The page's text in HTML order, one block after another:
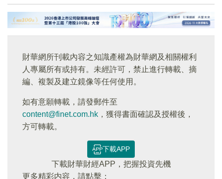
財華網所刊載內容之知識產權為財華網及相關權利
人專屬所有或持有。未經許可，禁止進行轉載、摘
編、複製及建立鏡像等任何使用。
如有意願轉載，請發郵件至
content@finet.com.hk ，獲得書面確認及授權後，
方可轉載。
下載APP
下載財華財經APP，把握投資先機
更多精彩内容，請點擊：